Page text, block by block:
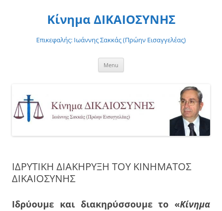
Κίνημα ΔΙΚΑΙΟΣΥΝΗΣ
Επικεφαλής: Ιωάννης Σακκάς (Πρώην Εισαγγελέας)
Menu
ΙΔΡΥΤΙΚΗ ΔΙΑΚΗΡΥΞΗ ΤΟΥ ΚΙΝΗΜΑΤΟΣ
ΔΙΚΑΙΟΣΥΝΗΣ
Ιδρύουμε και διακηρύσσουμε το «Κίνημα